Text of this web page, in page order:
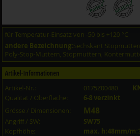
für Temperatur-Einsatz von -50 bis +120 °C
andere Bezeichnung:Sechskant
Poly-Stop-Muttern, Stopmuttern,
Artikel-Informationen
Artikel-Nr.:
0175Z00480
Qualität / Oberfläche:
6-8 verzinkt
Grösse / Dimensionen:
M48
Angriff / SW:
SW75
Kopfhöhe:
max. h:48mm/